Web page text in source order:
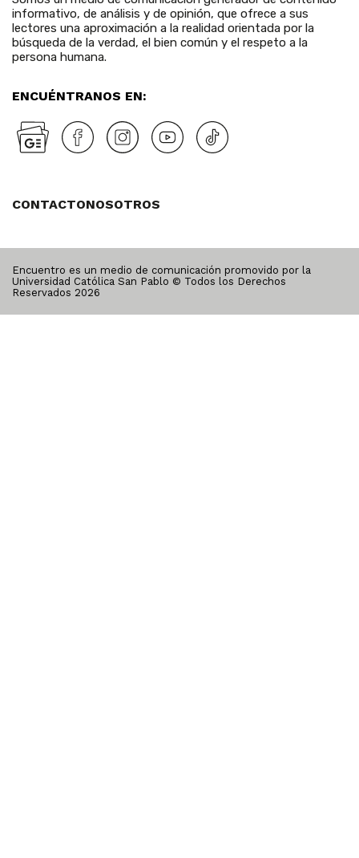
informativo, de análisis y de opinión, que ofrece a sus
lectores una aproximación a la realidad orientada por la
búsqueda de la verdad, el bien común y el respeto a la
persona humana.
ENCUÉNTRANOS EN:
CONTACTONOSOTROS
Encuentro es un medio de comunicación promovido por la
Universidad Católica San Pablo © Todos los Derechos
Reservados 2026